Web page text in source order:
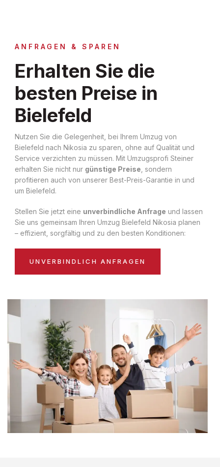
ANFRAGEN & SPAREN
Erhalten Sie die
besten Preise in
Bielefeld
Nutzen Sie die Gelegenheit, bei Ihrem Umzug von
Bielefeld nach Nikosia zu sparen, ohne auf Qualität und
Service verzichten zu müssen. Mit Umzugsprofi Steiner
erhalten Sie nicht nur günstige Preise , sondern
profitieren auch von unserer Best-Preis-Garantie in und
um Bielefeld.
Stellen Sie jetzt eine unverbindliche Anfrage und lassen
Sie uns gemeinsam Ihren Umzug Bielefeld Nikosia planen
– effizient, sorgfältig und zu den besten Konditionen:
UNVERBINDLICH ANFRAGEN